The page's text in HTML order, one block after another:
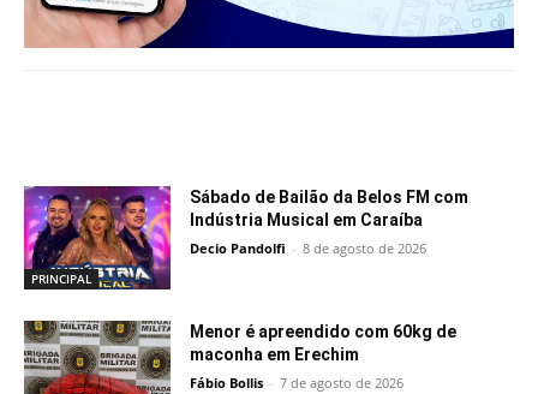
PRINCIPAL
Sábado de Bailão da Belos FM com
Indústria Musical em Caraíba
Decio Pandolfi - 8 de agosto de 2026
Menor é apreendido com 60kg de
maconha em Erechim
Fábio Bollis - 7 de agosto de 2026